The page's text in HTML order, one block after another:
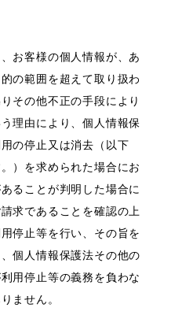
お客様の個人情報が、あ
の範囲を超えて取り扱わ
その他不正の手段により
理由により、個人情報保
の停止又は消去（以下
）を求められた場合にお
ることが判明した場合に
求であることを確認の上
停止等を行い、その旨を
個人情報保護法その他の
用停止等の義務を負わな
ません。